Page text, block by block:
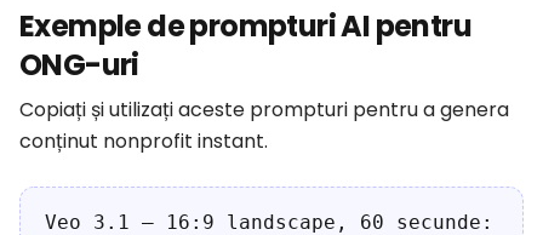
Exemple de prompturi AI pentru
ONG-uri
Copiați și utilizați aceste prompturi pentru a genera
conținut nonprofit instant.
Veo 3.1 — 16:9 landscape, 60 secunde: